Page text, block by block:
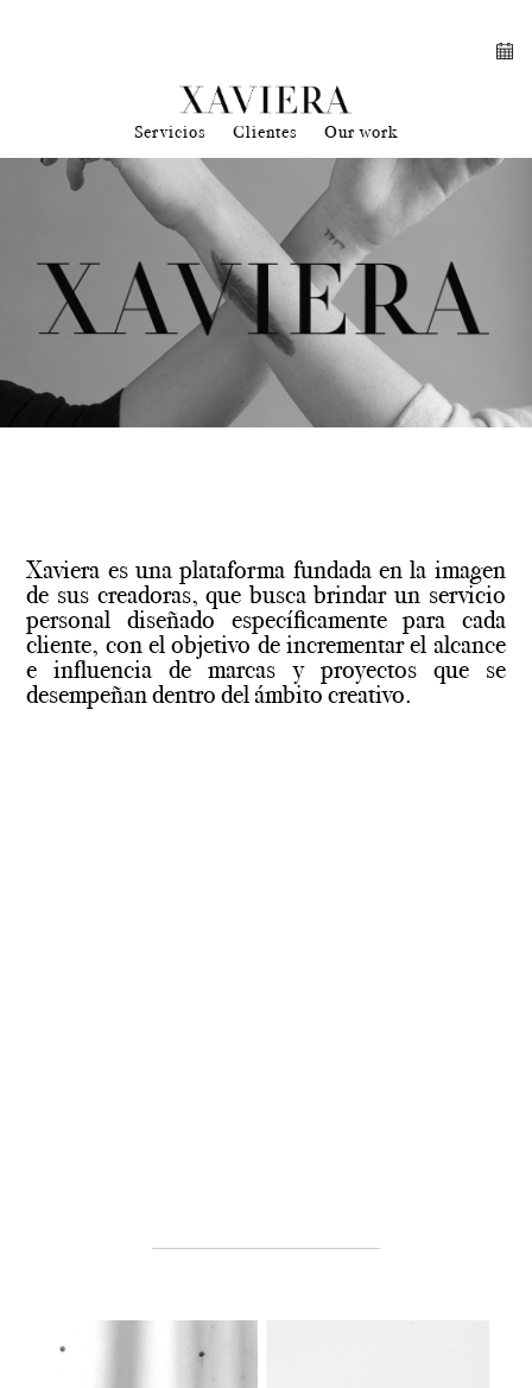
Servicios Clientes Our work
Xaviera es una plataforma fundada en la imagen
de sus creadoras, que busca brindar un servicio
personal diseñado específicamente para cada
cliente, con el objetivo de incrementar el alcance
e influencia de marcas y proyectos que se
desempeñan dentro del ámbito creativo.